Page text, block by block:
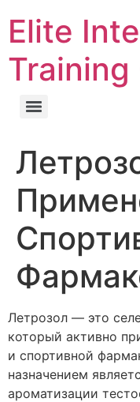
Elite
Летрозол — это
который активно
и спортивной
назначением
ароматизации